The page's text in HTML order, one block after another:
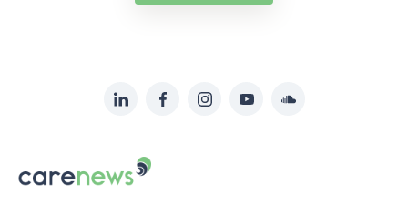
sur:
LinkedInFacebookInstagramYouTubeSoundcloud
Le